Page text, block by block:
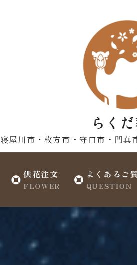
らく
寝屋川市・枚方市・守口市・門真
供花注文
FLOWER
よくあるご
QUESTION